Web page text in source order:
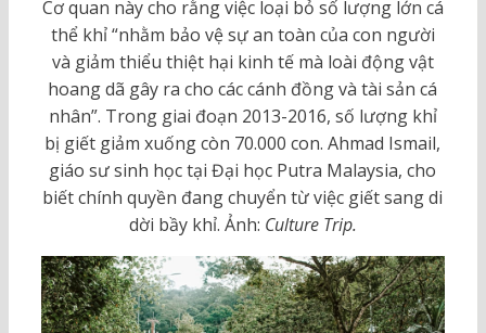
Cơ quan này cho rằng việc loại bỏ số lượng lớn cá
thể khỉ “nhằm bảo vệ sự an toàn của con người
và giảm thiểu thiệt hại kinh tế mà loài động vật
hoang dã gây ra cho các cánh đồng và tài sản cá
nhân”. Trong giai đoạn 2013-2016, số lượng khỉ
bị giết giảm xuống còn 70.000 con. Ahmad Ismail,
giáo sư sinh học tại Đại học Putra Malaysia, cho
biết chính quyền đang chuyển từ việc giết sang di
dời bầy khỉ. Ảnh: Culture Trip.